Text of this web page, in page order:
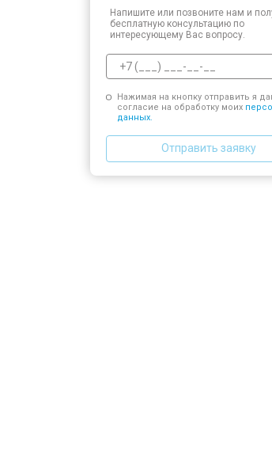
Напишите или позвоните нам и
бесплатную консультацию по
интересующему Вас вопросу.
Нажимая на кнопку отправить я
согласие на обработку моих
данных.
Отправить заявку